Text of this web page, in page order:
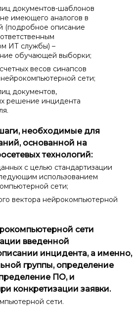
документов-шаблонов
имеющего аналогов в
(подробное описание
ИТ службы) –
обучающей выборки;
весов синапсов
сети;
документов,
решение инцидента
необходимые для
основанной на
технологий:
с целью стандартизации
использованием
сети;
вектора нейрокомпьютерной
сети
введенной
инцидента, а именно,
группы, определение
ПО, и
конкретизации заявки.
сети.